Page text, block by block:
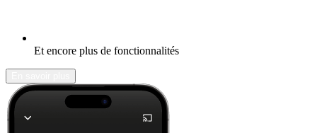
Et encore plus de fonctionnalités